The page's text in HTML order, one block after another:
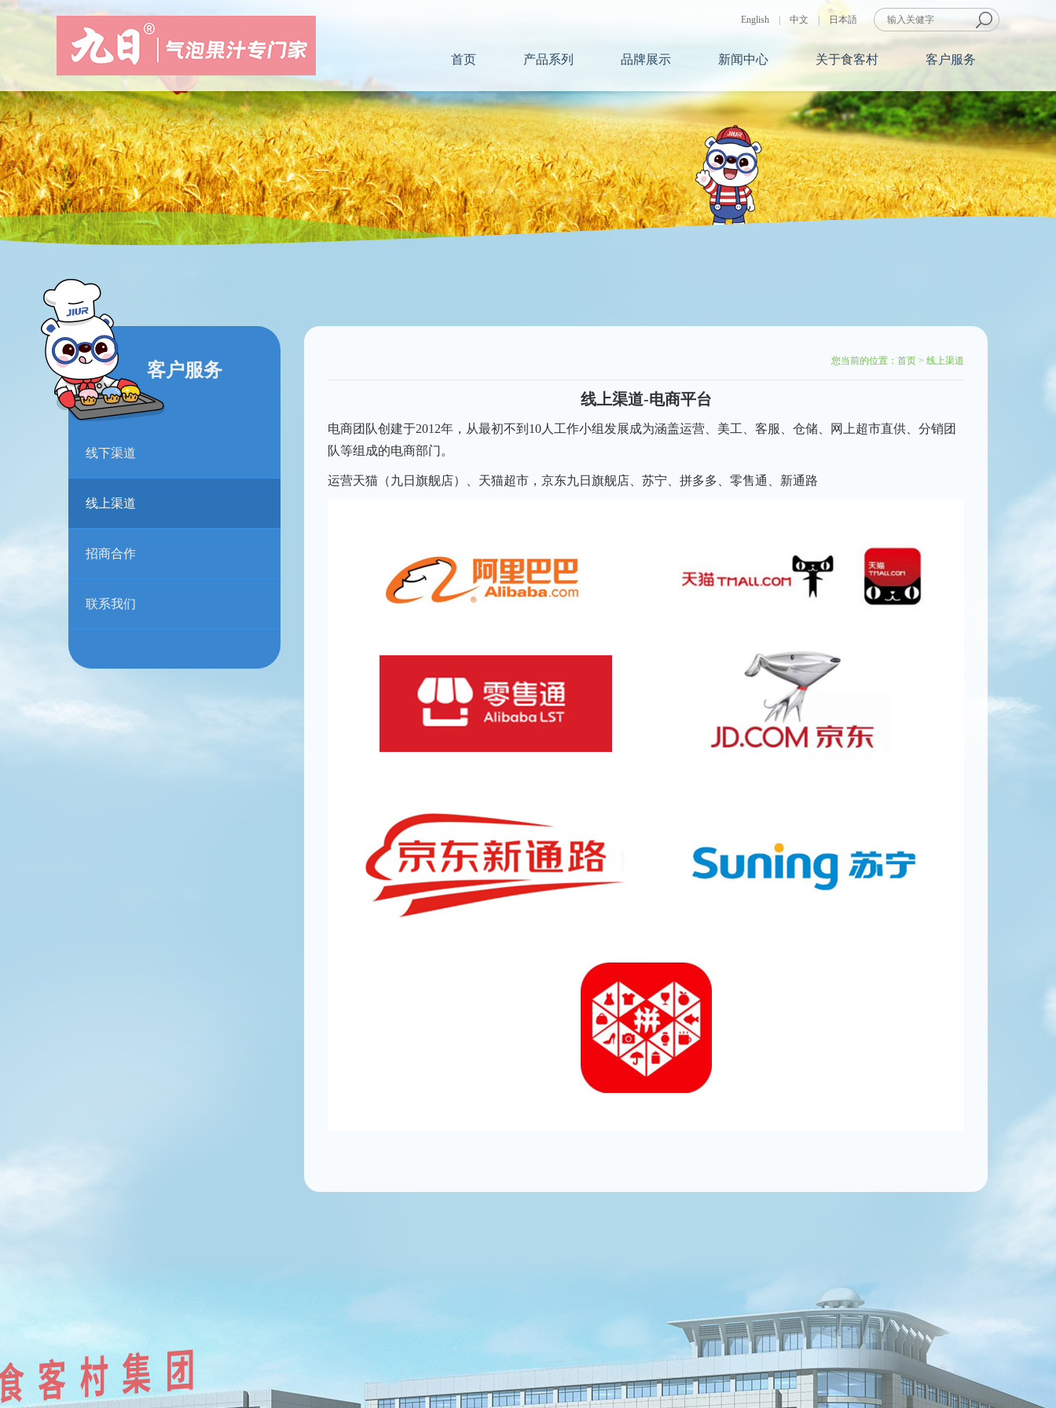
English 中文 日本語
首页 产品系列 品牌展示 新闻中心 关于食客村 客户服务
客户服务
线下渠道
线上渠道
招商合作
联系我们
您当前的位置： 首页 > 线上渠道
线上渠道-电商平台
电商团队创建于2012年，从最初不到10人工作小组发展成为涵盖运营、美工、客服、仓储、网上超市直供、分销团
队等组成的电商部门。
运营天猫（九日旗舰店）、天猫超市，京东九日旗舰店、苏宁、拼多多、零售通、新通路